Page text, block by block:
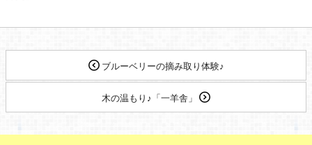
ブルーベリーの摘み取り体験♪
木の温もり♪「一羊舎」